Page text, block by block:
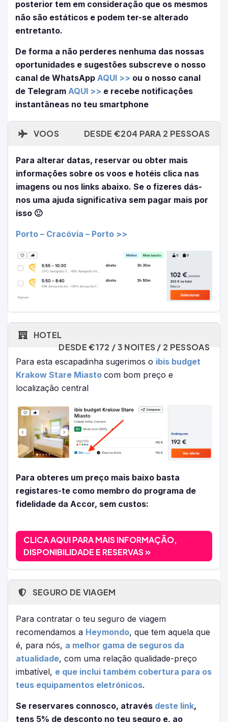
posterior tem em consideração que os mesmos
não são estáticos e podem ter-se alterado
entretanto.
De forma a não perderes nenhuma das nossas
oportunidades e sugestões subscreve o nosso
canal de WhatsApp AQUI >> ou o nosso canal
de Telegram AQUI >> e recebe notificações
instantâneas no teu smartphone
VOOS DESDE €204 PARA 2 PESSOAS
Para alterar datas, reservar ou obter mais
informações sobre os voos e hotéis clica nas
imagens ou nos links abaixo. Se o fizeres dás-
nos uma ajuda significativa sem pagar mais por
isso 🙂
Porto – Cracóvia – Porto >>
HOTEL
DESDE €172 / 3 NOITES / 2 PESSOAS
Para esta escapadinha sugerimos o ibis budget
Krakow Stare Miasto com bom preço e
localização central
Para obteres um preço mais baixo basta
registares-te como membro do programa de
fidelidade da Accor, sem custos:
CLICA AQUI PARA MAIS INFORMAÇÃO,
DISPONIBILIDADE E RESERVAS
SEGURO DE VIAGEM
Para contratar o teu seguro de viagem
recomendamos a Heymondo, que tem aquela que
é, para nós, a melhor gama de seguros da
atualidade, com uma relação qualidade-preço
imbatível, e que inclui também cobertura para os
teus equipamentos eletrónicos.
Se reservares connosco, através deste link,
tens 5% de desconto no teu seguro e, ao